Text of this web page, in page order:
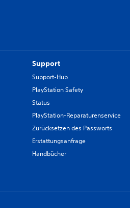
Support
Support-Hub
PlayStation Safety
Status
PlayStation-Reparaturenservice
Zurücksetzen des Passworts
Erstattungsanfrage
Handbücher